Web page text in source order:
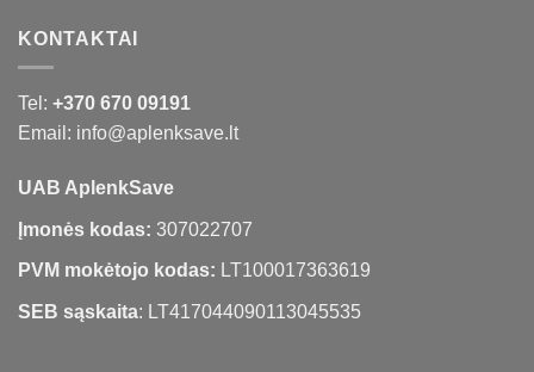
KONTAKTAI
Tel: +370 670 09191
Email: info@aplenksave.lt
UAB AplenkSave
Įmonės kodas: 307022707
PVM mokėtojo kodas: LT100017363619
SEB sąskaita: LT417044090113045535